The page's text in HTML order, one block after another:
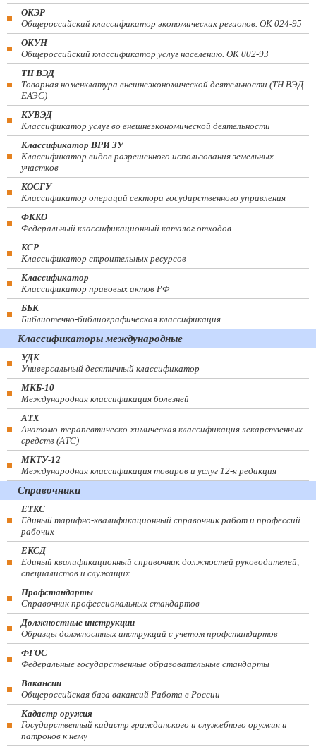
ОКЭР
Общероссийский классификатор экономических регионов. ОК 024-95
ОКУН
Общероссийский классификатор услуг населению. ОК 002-93
ТН ВЭД
Товарная номенклатура внешнеэкономической деятельности (ТН ВЭД
ЕАЭС)
КУВЭД
Классификатор услуг во внешнеэкономической деятельности
Классификатор ВРИ ЗУ
Классификатор видов разрешенного использования земельных
участков
КОСГУ
Классификатор операций сектора государственного управления
ФККО
Федеральный классификационный каталог отходов
КСР
Классификатор строительных ресурсов
Классификатор
Классификатор правовых актов РФ
ББК
Библиотечно-библиографическая классификация
Классификаторы международные
УДК
Универсальный десятичный классификатор
МКБ-10
Международная классификация болезней
АТХ
Анатомо-терапевтическо-химическая классификация лекарственных
средств (ATC)
МКТУ-12
Международная классификация товаров и услуг 12-я редакция
Справочники
ЕТКС
Единый тарифно-квалификационный справочник работ и профессий
рабочих
ЕКСД
Единый квалификационный справочник должностей руководителей,
специалистов и служащих
Профстандарты
Справочник профессиональных стандартов
Должностные инструкции
Образцы должностных инструкций с учетом профстандартов
ФГОС
Федеральные государственные образовательные стандарты
Вакансии
Общероссийская база вакансий Работа в России
Кадастр оружия
Государственный кадастр гражданского и служебного оружия и
патронов к нему